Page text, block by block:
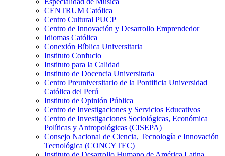
CENTRUM Católica
Centro Cultural PUCP
Centro de Innovación y Desarrollo Emprendedor
Idiomas Católica
Conexión Bíblica Universitaria
Instituto Confucio
Instituto para la Calidad
Instituto de Docencia Universitaria
Centro Preuniversitario de la Pontificia Universidad
Católica del Perú
Instituto de Opinión Pública
Centro de Investigaciones y Servicios Educativos
Centro de Investigaciones Sociológicas, Económica
Políticas y Antropológicas (CISEPA)
Consejo Nacional de Ciencia, Tecnología e Innovación
Tecnológica (CONCYTEC)